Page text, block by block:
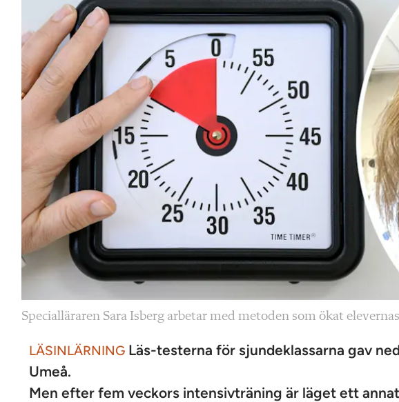
Specialläraren Sara Isberg arbetar med metoden som ökat
LÄSINLÄRNING Läs-testerna för sjundeklassarna gav
Umeå.
Men efter fem veckors intensivträning är läget ett